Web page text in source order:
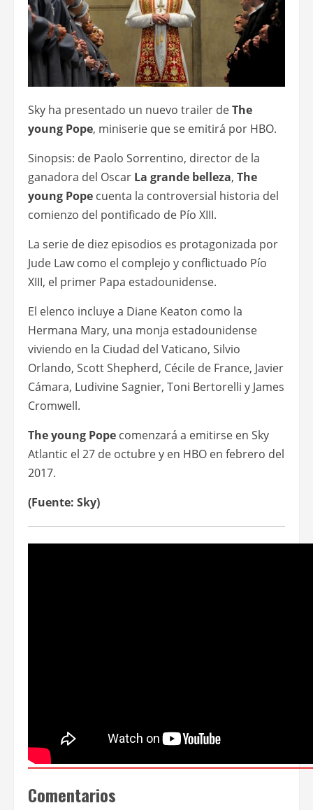
Sky ha presentado un nuevo trailer deThe
young Pope, miniserie que se emitirá por HBO.
Sinopsis: de Paolo Sorrentino, director de la
ganadora del Oscar La grande belleza, The
young Pope cuenta la controversial historia del
comienzo del pontificado de Pío XIII.
La serie de diez episodios es protagonizada por
Jude Law como el complejo y conflictuado Pío
XIII, el primer Papa estadounidense.
El elenco incluye a Diane Keaton como la
Hermana Mary, una monja estadounidense
viviendo en la Ciudad del Vaticano, Silvio
Orlando, Scott Shepherd, Cécile de France, Javier
Cámara, Ludivine Sagnier, Toni Bertorelli y James
Cromwell.
The young Pope comenzará a emitirse en Sky
Atlantic el 27 de octubre y en HBO en febrero del
2017.
(Fuente: Sky)
Comentarios